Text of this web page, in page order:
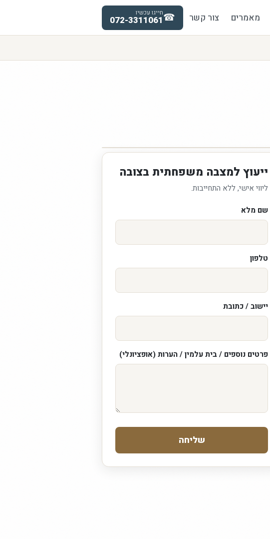
מאמרים צור קשר ☎חייגו עכשיו
072-3311061
ייעוץ למצבה משפחתית בצובה
ליווי אישי, ללא התחייבות.
שם מלא
טלפון
יישוב / כתובת
פרטים נוספים / בית עלמין / הערות (אופציונלי)
שליחה